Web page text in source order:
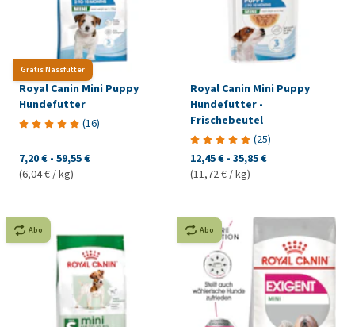
Gratis Nassfutter
Royal Canin Mini Puppy
Hundefutter
(16)
7,20 € - 59,55 €
(6,04 € / kg)
Royal Canin Mini Puppy
Hundefutter -
Frischebeutel
(25)
12,45 € - 35,85 €
(11,72 € / kg)
Abo Abo